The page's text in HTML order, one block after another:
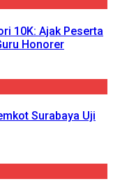
10K: Ajak Peserta
Honorer
Surabaya Uji